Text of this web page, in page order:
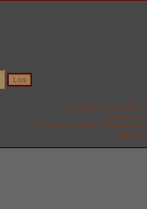
Powered by phpBB
Deutsche
Chronicles phpBB2 theme by
With